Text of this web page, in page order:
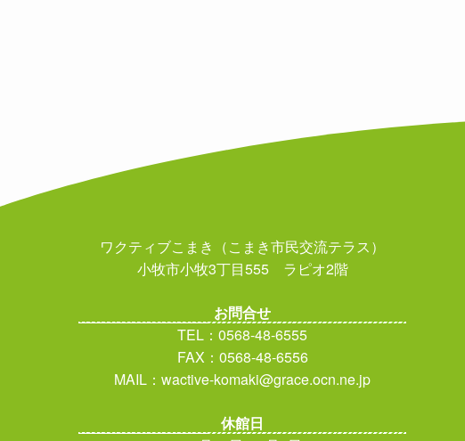
ワクティブこまき（こまき市民交流テラス）
小牧市小牧3丁目555 ラピオ2階
お問合せ
TEL：0568-48-6555
FAX：0568-48-6556
MAIL：wactive-komaki@grace.ocn.ne.jp
休館日